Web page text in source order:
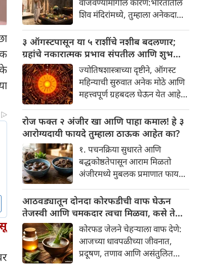
शिव मंदिरांमध्ये, तुम्हाला अनेकदा
वाजवताना दिसतील. ही एक सामान्य
प्रथा आहे, पण तुम्ही कधी विचार
केला आहे का की यामागे काय रहस्य
आहे आणि प्रत्येक टाळीचा अर्थ काय
आहे? हा केवळ एक विधी नाही, तर
यामागे खोलवर रुजलेल्या पौराणिक
श्रद्धा, आध्यात्मिक अर्थ आणि काही
वैज्ञानिक तर्कदेखील आहेत. चला, या
अनोख्या परंपरेमागील अर्थ
सविस्तरपणे समजून घेऊया.
३ ऑगस्टपासून या ५ राशींचे नशीब बदलणार;
ग्रहांचे नकारात्मक प्रभाव संपतील आणि शुभ
दिवसांची सुरुवात होईलज्योतिषशास्त्राच्या दृष्टीने, ऑगस्ट
महिन्याची सुरुवात अनेक मोठे आणि
महत्त्वपूर्ण ग्रहबदल घेऊन येत आहे.
हालचाल अनेक राशींच्या जीवनात
सकारात्मक बदल घडवून आणणार
आहे. विशेषतः ३ ऑगस्ट रोजी एक
अत्यंत दुर्मिळ आणि फलदायी
ग्रहस्थिती (संयोग) तयार होत आहे.
या दिवशी तयार होणारे शुभ योग,
ग्रहांची स्थिती आणि या गोचरमुळे
ज्यांचे नशीब उजळणार आहे अशा
भाग्यवान राशींबद्दल आपण जाणून
घेऊया!
रोज फक्त २ अंजीर खा आणि पाहा कमाल! हे ३
आरोग्यदायी फायदे तुम्हाला ठाऊक आहेत का?
१. पचनक्रिया सुधारते आणि
बद्धकोष्ठतेपासून आराम मिळतो
अंजीरमध्ये मुबलक प्रमाणात फायबर
बद्धकोष्ठता, गॅस किंवा अपचनाचा
त्रास होत असेल, तर अंजीर
तुमच्यासाठी वरदान ठरू शकते. हे
आतड्यांची स्वच्छता ठेवण्यास मदत
करते. पचनसंस्था मजबूत करून पोट
साफ होण्यास मदत करते.
आठवड्यातून दोनदा कोरफडीची वाफ घेऊन
तेजस्वी आणि चमकदार त्वचा मिळवा, कसे ते
जाणून घ्या
कोरफड जेलने चेहऱ्याला वाफ देणे:
आजच्या धावपळीच्या जीवनात,
प्रदूषण, तणाव आणि असंतुलित